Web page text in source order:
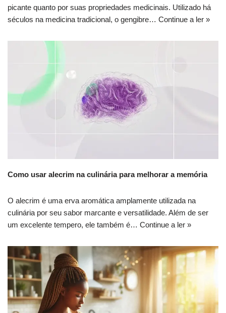
picante quanto por suas propriedades medicinais. Utilizado há
séculos na medicina tradicional, o gengibre… Continue a ler »
Como usar alecrim na culinária para melhorar a memória
O alecrim é uma erva aromática amplamente utilizada na
culinária por seu sabor marcante e versatilidade. Além de ser
um excelente tempero, ele também é… Continue a ler »